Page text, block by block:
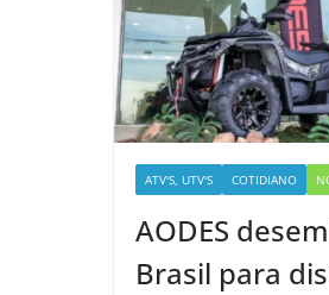
ATV'S, UTV'S COTIDIANO
AODES
Brasil para